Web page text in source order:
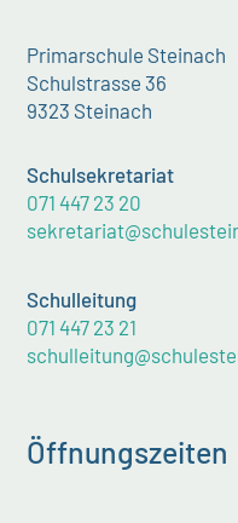
Primarschule Steinach
Schulstrasse 36
9323 Steinach
Schulsekretariat
071 447 23 20
Schulleitung
071 447 23 21
Öffnungszeiten